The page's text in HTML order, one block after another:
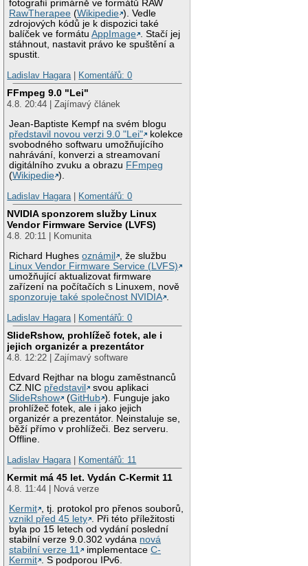
fotografií primárně ve formátů RAW
RawTherapee (Wikipedie ). Vedle
zdrojových kódů je k dispozici také
balíček ve formátuAppImage . Stačí jej
stáhnout, nastavit právo ke spuštění a
spustit.
Ladislav Hagara
Komentářů: 0
FFmpeg 9.0 "Lei"
4.8. 20:44 | Zajímavý článek
Jean-Baptiste Kempf na svém blogu
představil novou verzi 9.0 "Lei"
kolekce
svobodného softwaru umožňujícího
nahrávání, konverzi a streamovaní
digitálního zvuku a obrazu FFmpeg
(Wikipedie ).
Ladislav Hagara
Komentářů: 0
NVIDIA sponzorem služby Linux
Vendor Firmware Service (LVFS)
4.8. 20:11 | Komunita
Richard Hughesoznámil
, že službu
Linux Vendor Firmware Service (LVFS)
umožňující aktualizovat firmware
zařízení na počítačích s Linuxem, nově
sponzoruje také společnost NVIDIA .
Ladislav Hagara | Komentářů: 0
SlideRshow, prohlížeč fotek, ale i
jejich organizér a prezentátor
4.8. 12:22 | Zajímavý software
Edvard Rejthar na blogu zaměstnanců
CZ.NIC představil
svou aplikaci
SlideRshow
(GitHub ). Funguje jako
prohlížeč fotek, ale i jako jejich
organizér a prezentátor. Neinstaluje se,
běží přímo v prohlížeči. Bez serveru.
Offline.
Ladislav Hagara | Komentářů: 11
Kermit má 45 let. Vydán C-Kermit 11
4.8. 11:44 | Nová verze
Kermit , tj. protokol pro přenos souborů,
vznikl před 45 lety . Při této příležitosti
byla po 15 letech od vydání poslední
stabilní verze 9.0.302 vydána nová
stabilní verze 11
implementaceC-
Kermit . S podporou IPv6.